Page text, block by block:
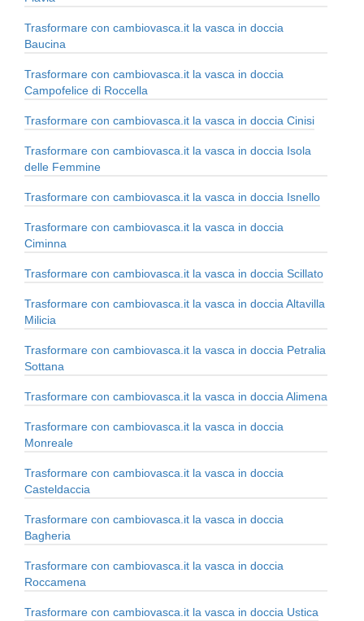
Trasformare con cambiovasca.it la vasca in doccia
Baucina
Trasformare con cambiovasca.it la vasca in doccia
Campofelice di Roccella
Trasformare con cambiovasca.it la vasca in doccia Cinisi
Trasformare con cambiovasca.it la vasca in doccia Isola
delle Femmine
Trasformare con cambiovasca.it la vasca in doccia Isnello
Trasformare con cambiovasca.it la vasca in doccia
Ciminna
Trasformare con cambiovasca.it la vasca in doccia Scillato
Trasformare con cambiovasca.it la vasca in doccia Altavilla
Milicia
Trasformare con cambiovasca.it la vasca in doccia Petralia
Sottana
Trasformare con cambiovasca.it la vasca in doccia Alimena
Trasformare con cambiovasca.it la vasca in doccia
Monreale
Trasformare con cambiovasca.it la vasca in doccia
Casteldaccia
Trasformare con cambiovasca.it la vasca in doccia
Bagheria
Trasformare con cambiovasca.it la vasca in doccia
Roccamena
Trasformare con cambiovasca.it la vasca in doccia Ustica